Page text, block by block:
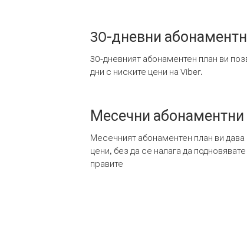
30-дневни
30-дневният абонаментен план ви
дни с ниските цени на Viber.
Месечни
Месечният абонаментен план ви
цени, без да се налага да
правите